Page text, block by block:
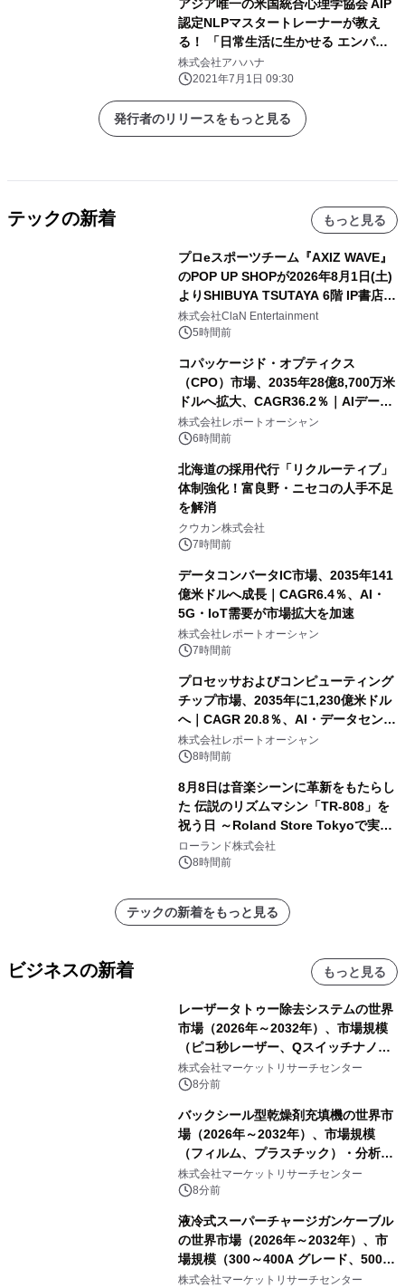
アジア唯一の米国統合心理学協会 AIP
認定NLPマスタートレーナーが教え
る！ 「日常生活に生かせる エンパワ
ートレーナーズトレーニング」を開催
中
株式会社アハハナ
2021年7月1日 09:30
発行者のリリースをもっと見る
テックの新着 もっと見る
プロeスポーツチーム『AXIZ WAVE』
のPOP UP SHOPが2026年8月1日(土)
よりSHIBUYA TSUTAYA 6階 IP書店で
開催決定！！
株式会社ClaN Entertainment
5時間前
コパッケージド・オプティクス
（CPO）市場、2035年28億8,700万米
ドルへ拡大、CAGR36.2％｜AIデータ
センター・高速光通信需要が成長を加
速
株式会社レポートオーシャン
6時間前
北海道の採用代行「リクルーティブ」
体制強化！富良野・ニセコの人手不足
を解消
クウカン株式会社
7時間前
データコンバータIC市場、2035年141
億米ドルへ成長｜CAGR6.4％、AI・
5G・IoT需要が市場拡大を加速
株式会社レポートオーシャン
7時間前
プロセッサおよびコンピューティング
チップ市場、2035年に1,230億米ドル
へ｜CAGR 20.8％、AI・データセンタ
ー需要が成長を牽引
株式会社レポートオーシャン
8時間前
8月8日は音楽シーンに革新をもたらし
た 伝説のリズムマシン「TR-808」を
祝う日 ～Roland Store Tokyoで実機
を展示しての 記念キャンペーンを開
催 英国ラジオ「NTS」の 特別プログ
アーティストを フィーチャーしたアニ
メーションを公開～
ローランド株式会社
8時間前
テックの新着をもっと見る
ビジネスの新着 もっと見る
レーザータトゥー除去システムの世界
市場（2026年～2032年）、市場規模
（ピコ秒レーザー、Qスイッチナノ秒
レーザー）・分析レポートを発表
株式会社マーケットリサーチセンター
8分前
バックシール型乾燥剤充填機の世界市
場（2026年～2032年）、市場規模
（フィルム、プラスチック）・分析レ
ポートを発表
株式会社マーケットリサーチセンター
8分前
液冷式スーパーチャージガンケーブル
の世界市場（2026年～2032年）、市
場規模（300～400A グレード、500A
グレード、600～800A グレード、
株式会社マーケットリサーチセンター